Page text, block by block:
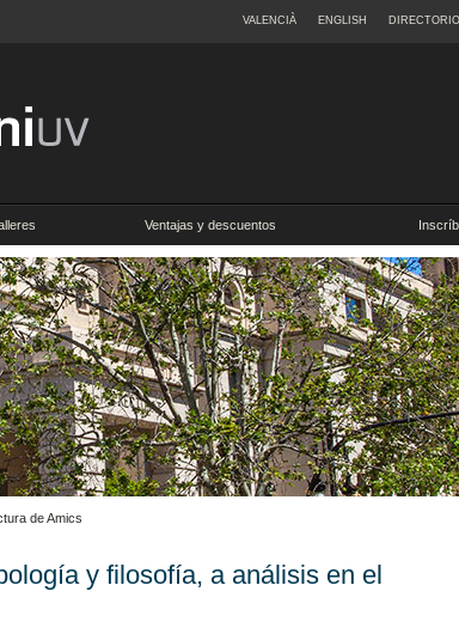
VALENCIÀ ENGLISH DIRECTORIO
Ventajas y descuentos
de Amics
y filosofía, a análisis en el